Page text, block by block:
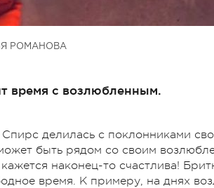
РОМАНОВА
время с возлюбленным.
делилась с поклонниками
быть рядом со своим
наконец-то счастлива!
время. К примеру, на днях